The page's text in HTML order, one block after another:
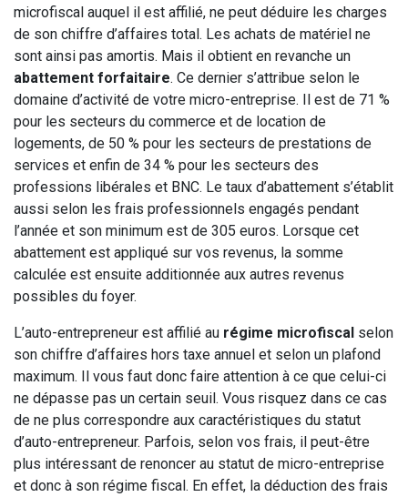
microfiscal auquel il est affilié, ne peut déduire les charges
de son chiffre d’affaires total. Les achats de matériel ne
sont ainsi pas amortis. Mais il obtient en revanche un
abattement forfaitaire. Ce dernier s’attribue selon le
domaine d’activité de votre micro-entreprise. Il est de 71 %
pour les secteurs du commerce et de location de
logements, de 50 % pour les secteurs de prestations de
services et enfin de 34 % pour les secteurs des
professions libérales et BNC. Le taux d’abattement s’établit
aussi selon les frais professionnels engagés pendant
l’année et son minimum est de 305 euros. Lorsque cet
abattement est appliqué sur vos revenus, la somme
calculée est ensuite additionnée aux autres revenus
possibles du foyer.
L’auto-entrepreneur est affilié au régime microfiscal selon
son chiffre d’affaires hors taxe annuel et selon un plafond
maximum. Il vous faut donc faire attention à ce que celui-ci
ne dépasse pas un certain seuil. Vous risquez dans ce cas
de ne plus correspondre aux caractéristiques du statut
d’auto-entrepreneur. Parfois, selon vos frais, il peut-être
plus intéressant de renoncer au statut de micro-entreprise
et donc à son régime fiscal. En effet, la déduction des frais